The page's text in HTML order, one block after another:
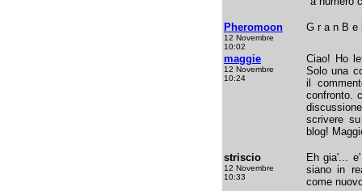
Pheromoon
12 Novembre
10:02
G r a n B e
maggie
12 Novembre
10:24
Ciao! Ho
Solo una
il
confronto.
scrivere
blog!
striscio
12 Novembre
10:33
Eh gia'...
siano in
come